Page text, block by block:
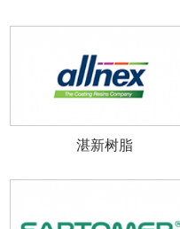
湛新树脂